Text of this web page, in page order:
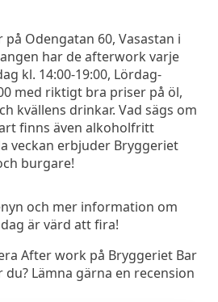
Odengatan 60, Vasastan i
har de afterwork varje
kl. 14:00-19:00, Lördag-
med riktigt bra priser på öl,
kvällens drinkar. Vad sägs om
finns även alkoholfritt
veckan erbjuder Bryggeriet
burgare!
och mer information om
är värd att fira!
After work på Bryggeriet Bar
du? Lämna gärna en recension